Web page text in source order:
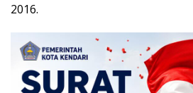
2016.